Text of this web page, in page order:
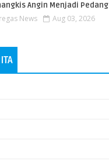
Angin Menjadi Pedang
News Aug 03, 2026